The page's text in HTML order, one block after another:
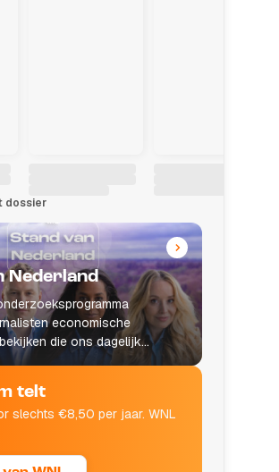
dossier
Nederland
economische
die ons dagelijks
telt
slechts €8,50 per jaar. WNL